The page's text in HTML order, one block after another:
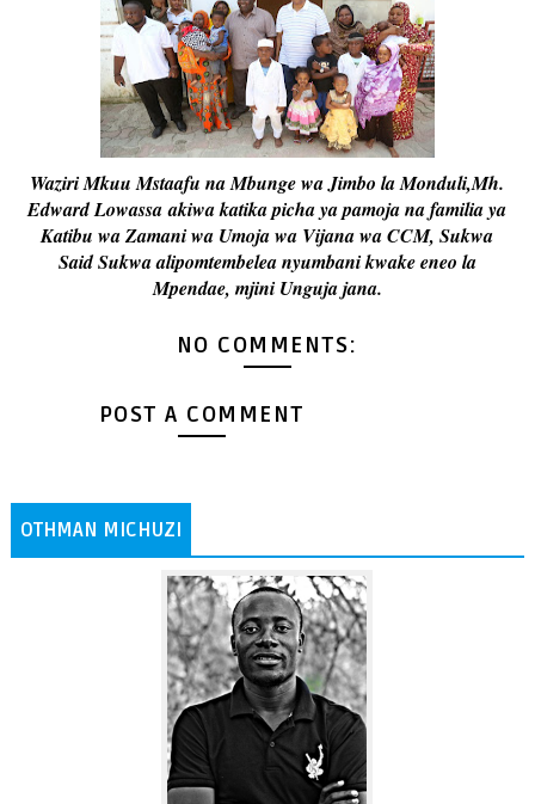
Waziri Mkuu Mstaafu na Mbunge wa Jimbo la Monduli,Mh.
Edward Lowassaakiwa katika picha ya pamoja na familia ya
Katibu wa Zamani wa Umoja wa Vijana wa CCM, Sukwa
Said Sukwa alipomtembelea nyumbani kwake eneo la
Mpendae, mjini Unguja jana.
NO COMMENTS:
POST A COMMENT
OTHMAN MICHUZI